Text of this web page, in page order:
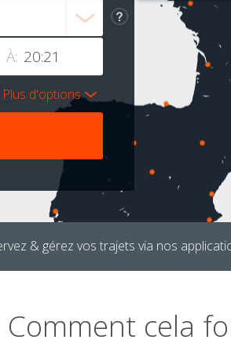
À:
Plus d'options
& gérez vos trajets via nos
Comment cela